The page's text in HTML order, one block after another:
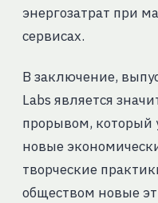
энергозатрат при
сервисах.
В заключение,
Labs является
прорывом, который
новые
творческие
обществом новые